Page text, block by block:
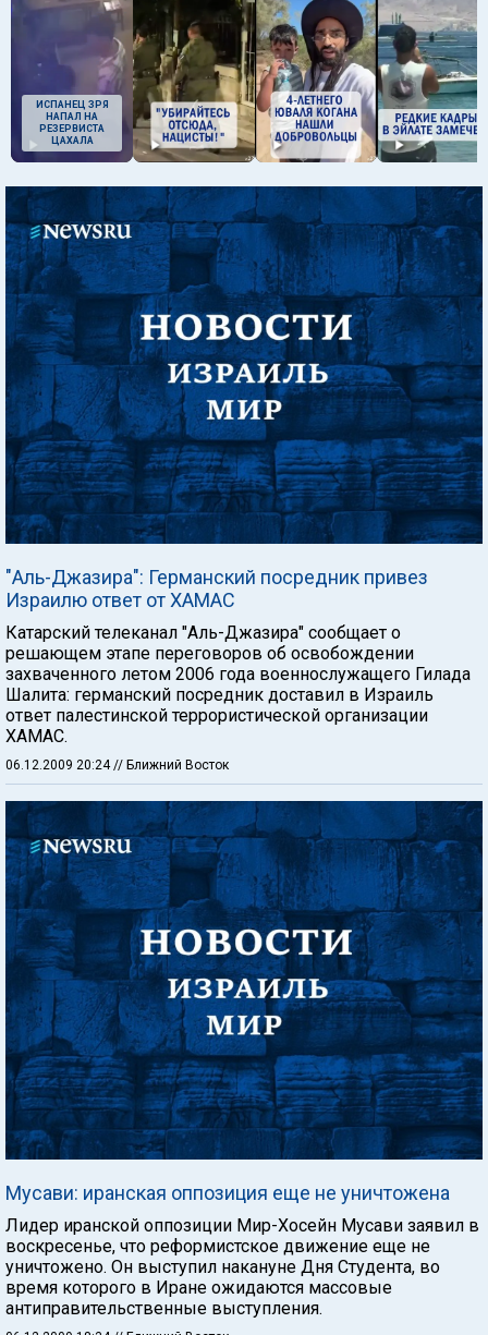
ИСПАНЕЦ ЗРЯ
НАПАЛ НА
РЕЗЕРВИСТА
ЦАХАЛА
"Аль-Джазира": Германский посредник привез
Израилю ответ от ХАМАС
Катарский телеканал "Аль-Джазира" сообщает о
решающем этапе переговоров об освобождении
захваченного летом 2006 года военнослужащего Гилада
Шалита: германский посредник доставил в Израиль
ответ палестинской террористической организации
ХАМАС.
06.12.2009 20:24// Ближний Восток
Мусави: иранская оппозиция еще не уничтожена
Лидер иранской оппозиции Мир-Хосейн Мусави заявил в
воскресенье, что реформистское движение еще не
уничтожено. Он выступил накануне Дня Студента, во
время которого в Иране ожидаются массовые
антиправительственные выступления.